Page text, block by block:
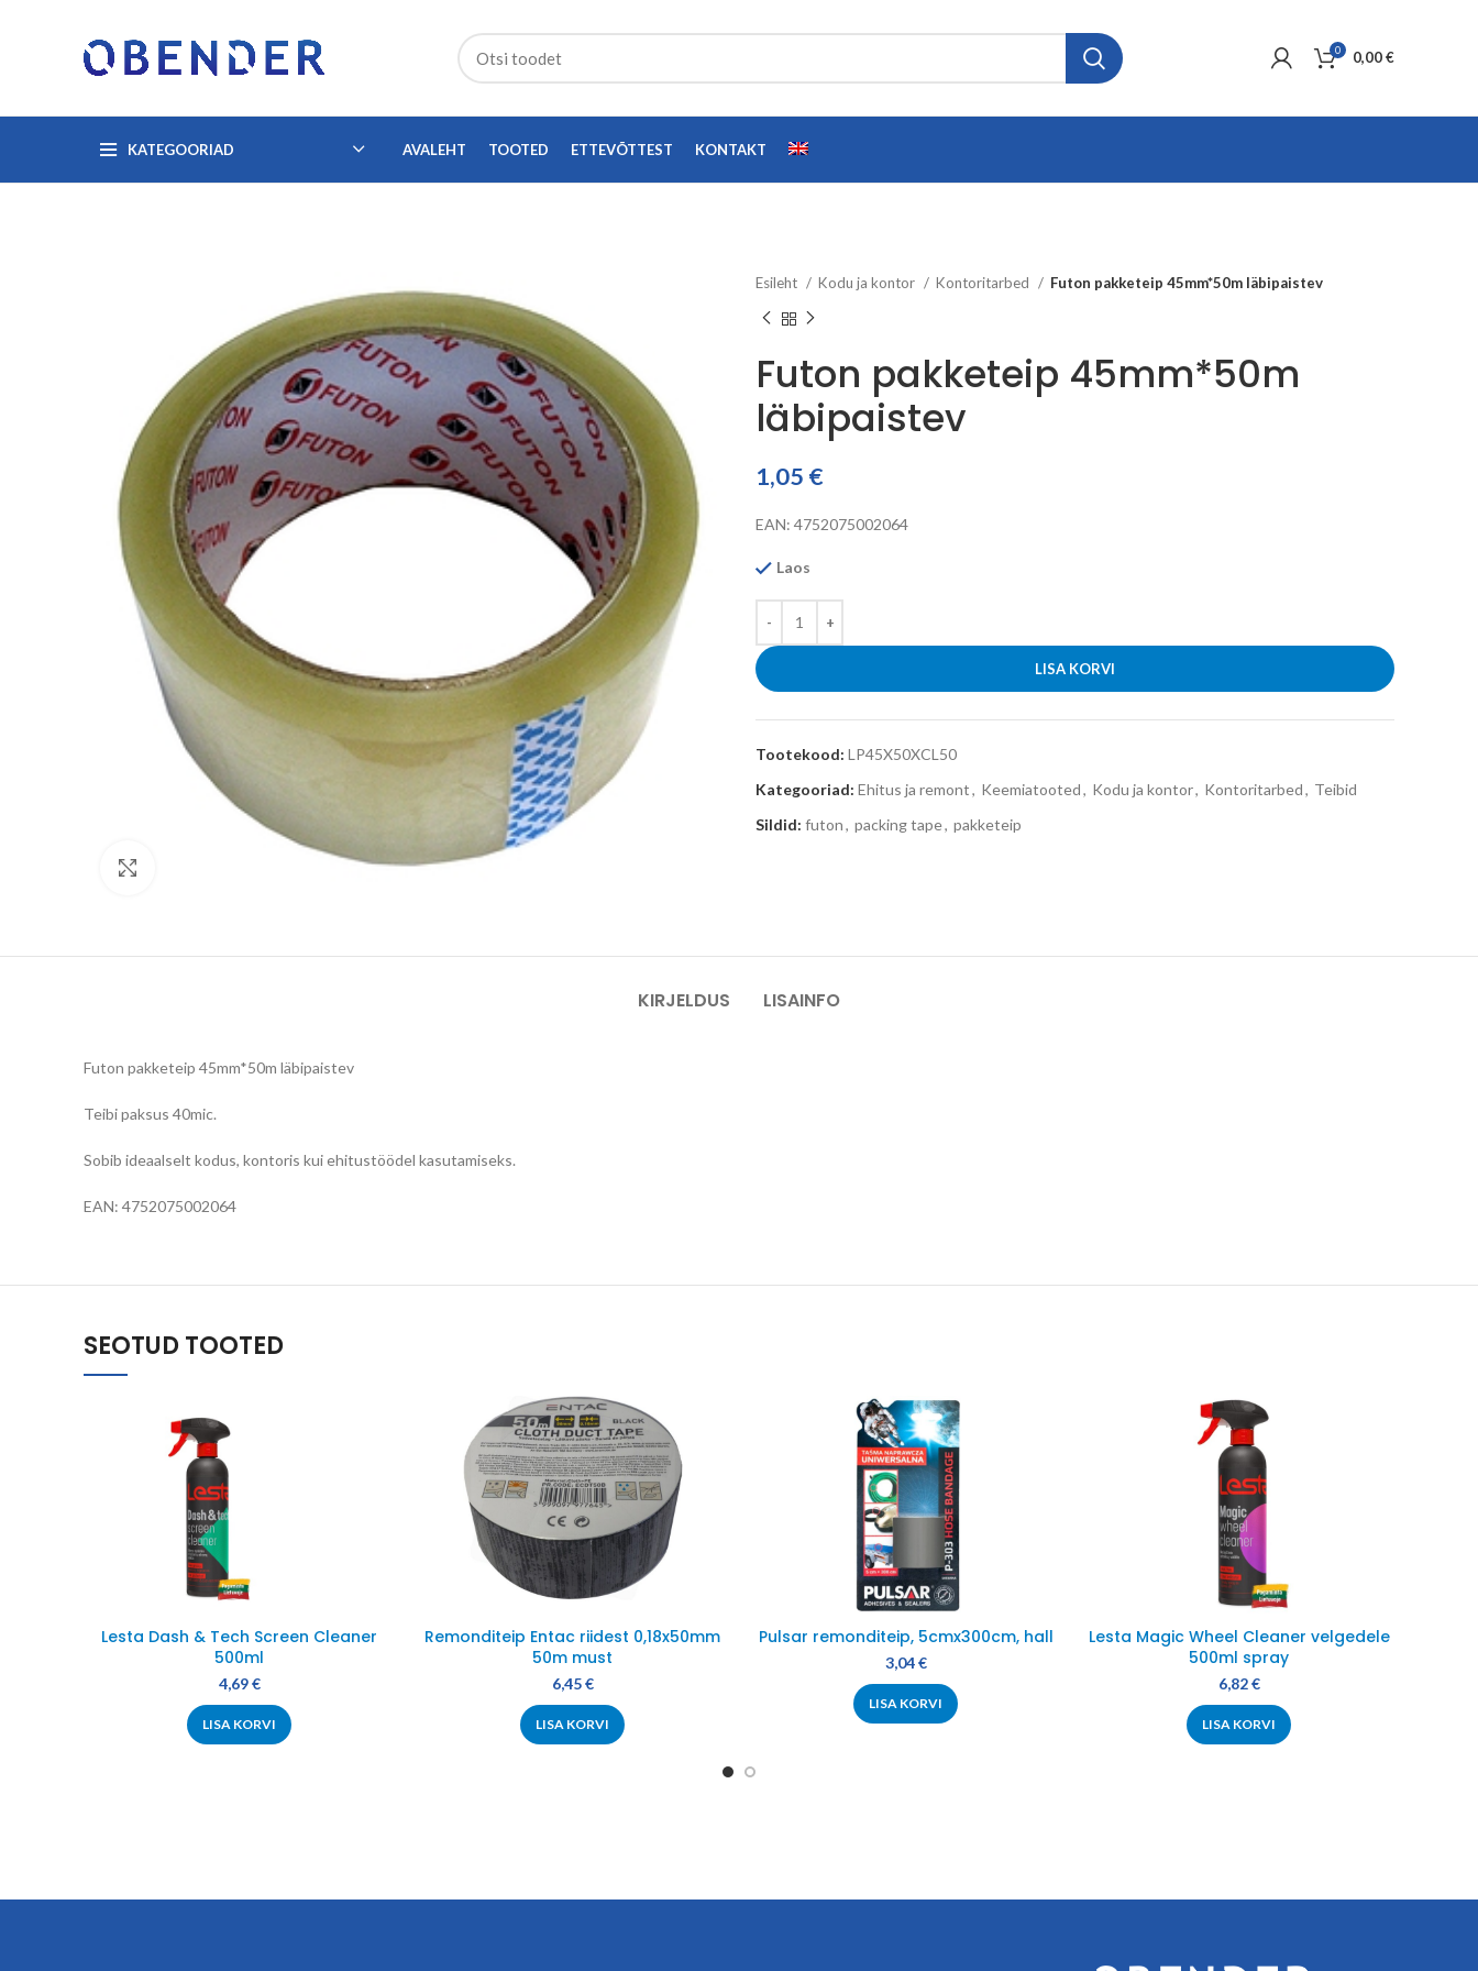
0 0,00€
KATEGOORIAD AVALEHT TOOTED ETTEVÕTTEST KONTAKT
Esileht Kodu ja kontor Kontoritarbed Futon pakketeip 45mm*50m läbipaistev
Futon pakketeip 45mm*50m
läbipaistev
1,05 €
EAN: 4752075002064
Laos
LISA KORVI
Tootekood: LP45X50XCL50
Kategooriad: Ehitus ja remont, Keemiatooted, Kodu ja kontor, Kontoritarbed, Teibid
Sildid: futon, packing tape, pakketeip
KIRJELDUS LISAINFO
Futon pakketeip 45mm*50m läbipaistev
Teibi paksus 40mic.
Sobib ideaalselt kodus, kontoris kui ehitustöödel kasutamiseks.
EAN: 4752075002064
SEOTUD TOOTED
Lesta Dash & Tech Screen Cleaner
500ml
4,69€
LISA KORVI
Remonditeip Entac riidest 0,18x50mm
50m must
6,45€
LISA KORVI
Pulsar remonditeip, 5cmx300cm, hall
3,04€
LISA KORVI
Lesta Magic Wheel Cleaner velgedele
500ml spray
6,82€
LISA KORVI